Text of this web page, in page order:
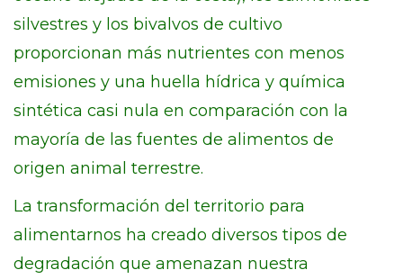
silvestres y los bivalvos de cultivo
proporcionan más nutrientes con menos
emisiones y una huella hídrica y química
sintética casi nula en comparación con la
mayoría de las fuentes de alimentos de
origen animal terrestre.
La transformación del territorio para
alimentarnos ha creado diversos tipos de
degradación que amenazan nuestra